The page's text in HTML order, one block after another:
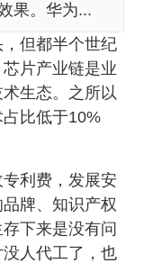
果。华为...
但都半个世纪
芯片产业链是业
生态。之所以
比低于10%
利费，发展安
牌、知识产权
下来是没有问
人代工了，也